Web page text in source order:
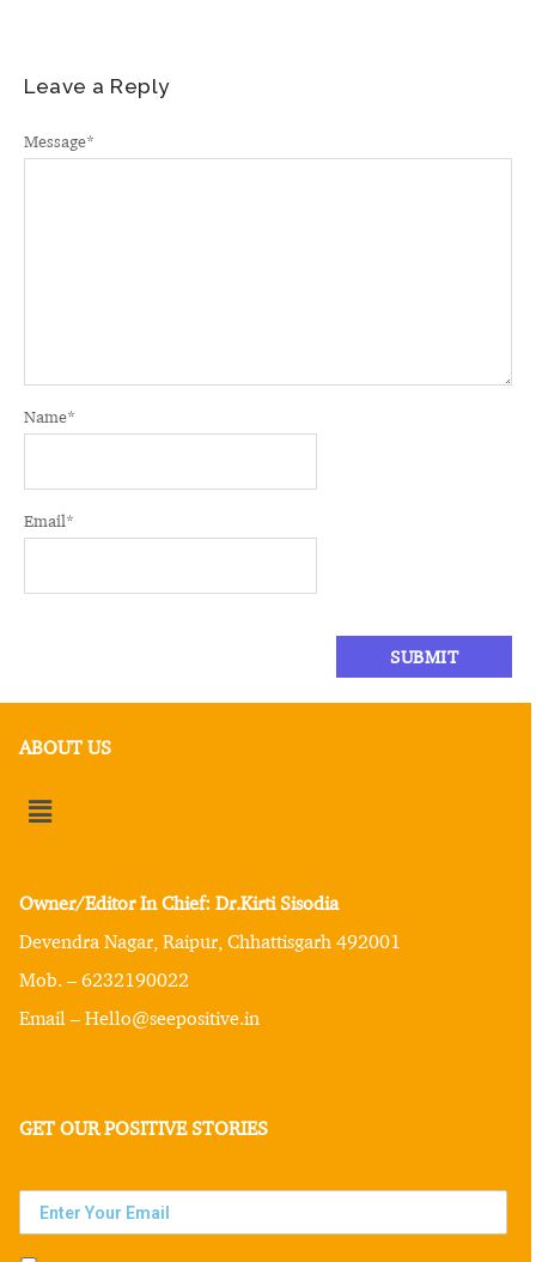
Leave a Reply
Message*
Name*
Email*
ABOUT US
Owner/Editor In Chief: Dr.Kirti Sisodia
Devendra Nagar, Raipur, Chhattisgarh 492001
Mob. – 6232190022
Email – Hello@seepositive.in
GET OUR POSITIVE STORIES